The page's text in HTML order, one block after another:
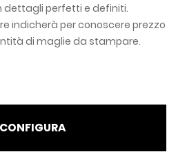
dettagli perfetti e definiti.
indicherà per conoscere prezzo
di maglie da stampare.
CONFIGURA